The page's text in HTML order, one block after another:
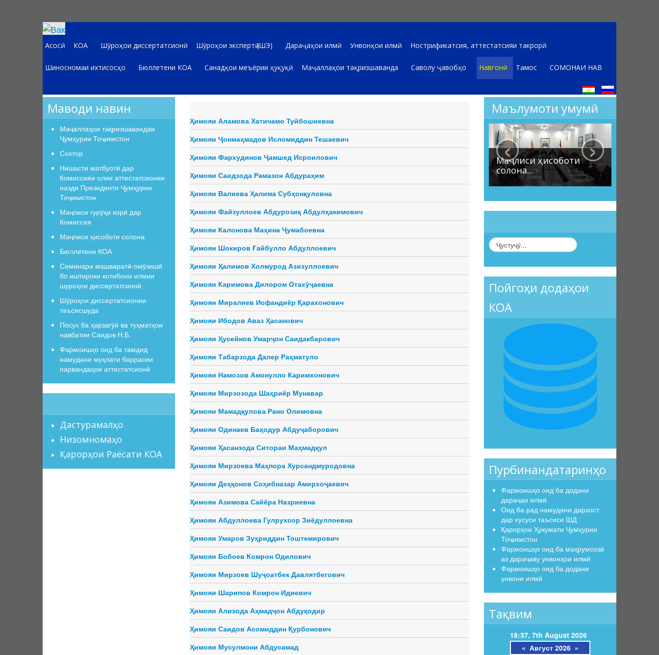
Асосӣ КОА Шӯроҳои диссертатсионӣ Шӯроҳои экспертӣ (ШЭ) Дараҷаҳои илмӣ Унвонҳои илмӣ Нострификатсия, аттестатсияи такрорӣ
Шиносномаи ихтисосҳо Бюллетени КОА Санадҳои меъёрии ҳуқуқӣ Маҷаллаҳои тақризшаванда Саволу ҷавобҳо Навгонӣ Тамос СОМОНАИ НАВ
Маводи навин
Маҷаллаҳои тақризшавандаи
Ҷумҳурии Тоҷикистон
Сохтор
Нишасти матбуотӣ дар
Комиссияи олии аттестатсионии
назди Президенти Ҷумҳурии
Тоҷикистон
Маҷлиси гурӯҳи корӣ дар
Комиссия
Маҷлиси ҳисоботи солона
Бюллетени КОА
Семинари машваратӣ-омӯзишӣ
бо иштироки котибони илмии
шуроҳои диссертатсионӣ
Шӯроҳои диссертатсионии
таъсисшуда
Посух ба ҳарзагӯӣ ва туҳматҳои
навбатии Саидов Н.Б.
Фармоишҳо оид ба тамдид
намудани муҳлати баррасии
парвандаҳои аттестатсионӣ
Дастурамалҳо
Низомномаҳо
Қарорҳои Раёсати КОА
Ҳимояи Аламова Хатичамо Туйбошиевна
Ҳимояи Ҷонмаҳмадов Исломиддин Тешаевич
Ҳимояи Фархудинов Ҷамшед Исроилович
Ҳимояи Саидзода Рамазон Абдураҳим
Ҳимояи Валиева Ҳалима Субҳонқуловна
Ҳимояи Файзуллоев Абдурозиқ Абдулҳакимович
Ҳимояи Калонова Маҳина Ҷумабоевна
Ҳимояи Шокиров Ғайбулло Абдуллоевич
Ҳимояи Ҳалимов Холмурод Азизуллоевич
Ҳимояи Каримова Дилором Отахӯҷаевна
Ҳимояи Миралиев Исфандиёр Қарахонович
Ҳимояи Ибодов Аваз Ҳасанович
Ҳимояи Ҳусейнов Умарҷон Саидакбарович
Ҳимояи Табарзода Далер Раҳматуло
Ҳимояи Намозов Амонулло Каримхонович
Ҳимояи Мирзозода Шаҳриёр Мунавар
Ҳимояи Мамадқулова Рано Олимовна
Ҳимояи Одинаев Баҳодур Абдуҷаборович
Ҳимояи Ҳасанзода Ситораи Маҳмадқул
Ҳимояи Мирзоева Маҳпора Хурсандмуродовна
Ҳимояи Деҳқонов Соҳибназар Амирхоҷаевич
Ҳимояи Азимова Сайёра Назриевна
Ҳимояи Абдуллоева Гулрухсор Зиёдуллоевна
Ҳимояи Умаров Зуҳриддин Тоштемирович
Ҳимояи Бобоев Комрон Одилович
Ҳимояи Мирзоев Шуҷоатбек Давлятбегович
Ҳимояи Шарипов Комрон Идиевич
Ҳимояи Ализода Аҳмадҷон Абдуқодир
Ҳимояи Саидов Асомиддин Қурбонович
Ҳимояи Мусулмони Абдусамад
Маълумоти умумӣ
Маҷлиси ҳисоботи
солона...
‹ ›
Пойгоҳи додаҳои
КОА
Пурбинандатаринҳо
Фармоишҳо оид ба додани
дараҷаи илмӣ
Оид ба рад намудани дархост
дар хусуси таъсиси ШД
Қарорҳои Ҳукумати Ҷумҳурии
Тоҷикистон
Фармоишҳо оид ба маҳрумсозӣ
аз дараҷаву унвонҳои илмӣ
Фармоишҳо оид ба додани
унвони илмӣ
Тақвим
18:37, 7th August 2026
« Август 2026 »